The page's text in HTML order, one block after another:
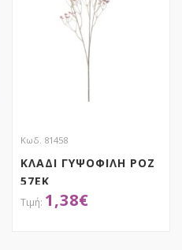
Κωδ. 81458
ΚΛΑΔΙ ΓΥΨΟΦΙΛΗ ΡΟΖ
57ΕΚ
1,38€